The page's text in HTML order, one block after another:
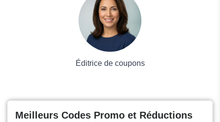
Éditrice de coupons
Meilleurs Codes Promo et Réductions